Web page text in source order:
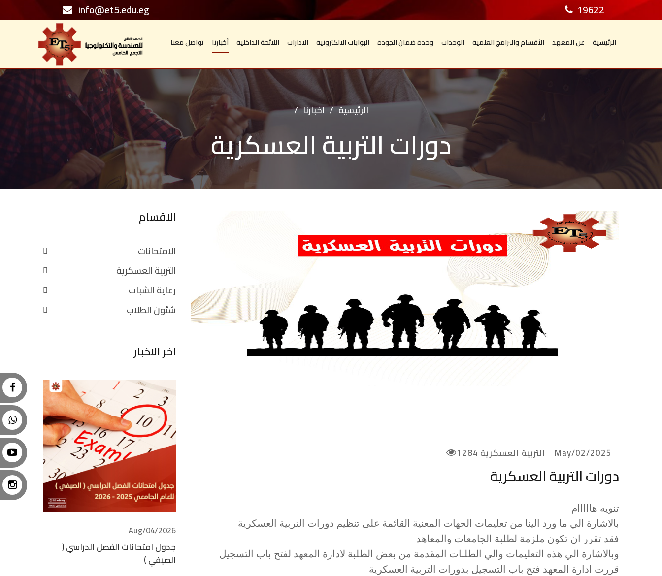
info@et5.edu.eg 19622
الرئيسية عن المعهد الأقسام والبرامج العلمية الوحدات وحدة ضمان الجودة البوابات الالكترونية الادارات اللائحة الداخلية أخبارنا تواصل معنا
الرئيسية / اخبارنا /
دورات التربية العسكرية
2025/May/02 التربية العسكرية 1284
دورات التربية العسكرية
تنويه هااااام
بالاشارة الي ما ورد الينا من تعليمات الجهات المعنية القائمة على تنظيم دورات التربية العسكرية
فقد تقرر ان تكون ملزمة لطلبة الجامعات والمعاهد
وبالاشارة الي هذه التعليمات والي الطلبات المقدمة من بعض الطلبة لادارة المعهد لفتح باب التسجيل
قررت ادارة المعهد فتح باب التسجيل بدورات التربية العسكرية
الاقسام
الامتحانات
التربية العسكرية
رعاية الشباب
شئون الطلاب
اخر الاخبار
2026/Aug/04
جدول امتحانات الفصل الدراسي (
الصيفي )